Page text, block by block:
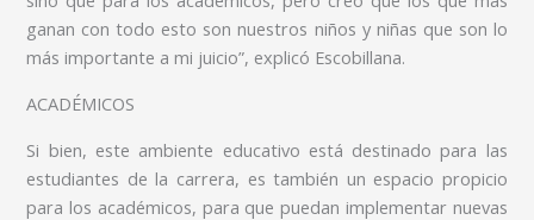
ganan con todo esto son nuestros niños y niñas que son lo
más importante a mi juicio”, explicó Escobillana.
ACADÉMICOS
Si bien, este ambiente educativo está destinado para las
estudiantes de la carrera, es también un espacio propicio
para los académicos, para que puedan implementar nuevas